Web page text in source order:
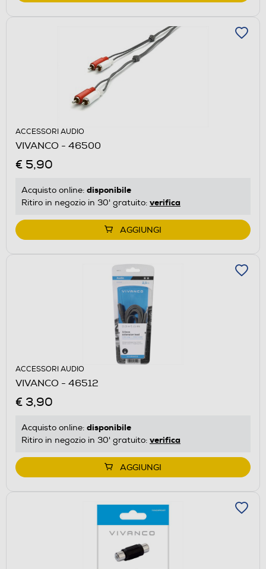
ACCESSORI AUDIO
VIVANCO - 46500
€ 5,90
Acquisto online: disponibile
Ritiro in negozio in 30' gratuito: verifica
AGGIUNGI
ACCESSORI AUDIO
VIVANCO - 46512
€ 3,90
Acquisto online: disponibile
Ritiro in negozio in 30' gratuito: verifica
AGGIUNGI